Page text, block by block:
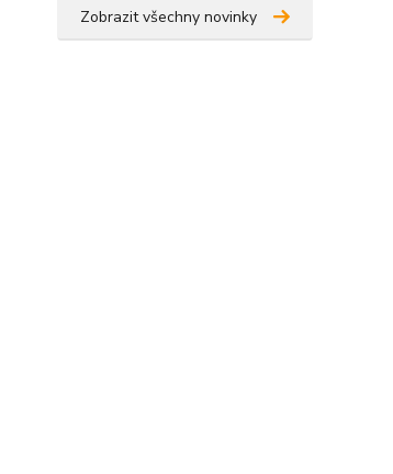
Zobrazit všechny novinky